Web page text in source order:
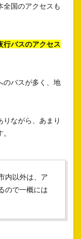
全国のアクセスも
行バスのアクセス
のバスが多く、地
りながら、あまり
内以外は、ア
ので一概には